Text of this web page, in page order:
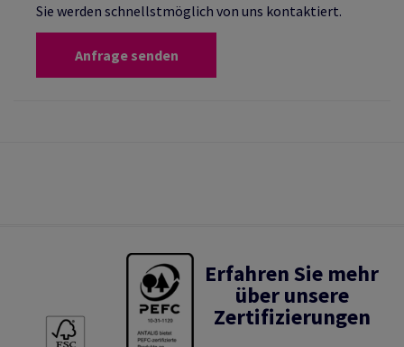
Sie werden schnellstmöglich von uns kontaktiert.
Anfrage senden
Erfahren Sie mehr
über unsere
Zertifizierungen